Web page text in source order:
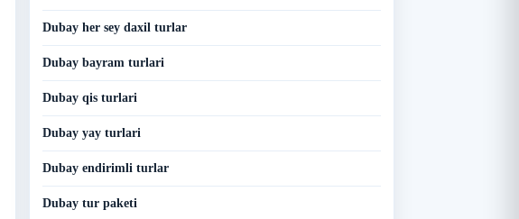
Dubay her sey daxil turlar
Dubay bayram turlari
Dubay qis turlari
Dubay yay turlari
Dubay endirimli turlar
Dubay tur paketi